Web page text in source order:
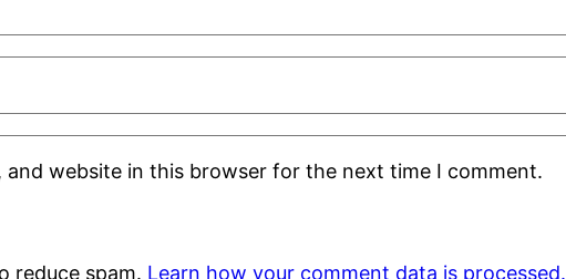
and website in this browser for the next time I comment.
reduce spam. Learn how your comment data is processed.